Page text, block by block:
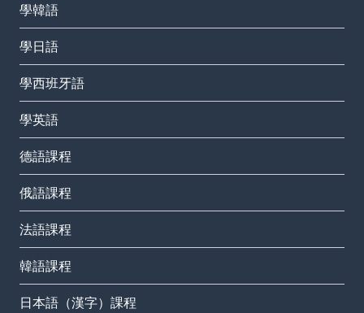
學韓語
學日語
學西班牙語
學英語
德語課程
俄語課程
法語課程
韓語課程
日本語（漢字）課程